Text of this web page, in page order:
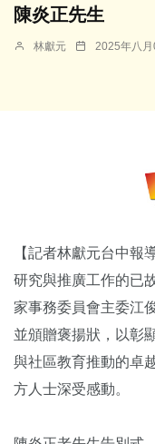
陳炎正先生
林獻元 2025年八月
【記者林獻元台中報
研究與推廣工作的已
家事務委員會主委江
並頒贈褒揚狀，以彰
與社區教育推動的卓
方人士深受感動。